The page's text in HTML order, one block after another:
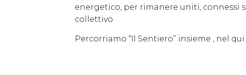
energetico, per rimanere uniti, connessi
collettivo
Percorriamo “Il Sentiero” insieme , nel qui